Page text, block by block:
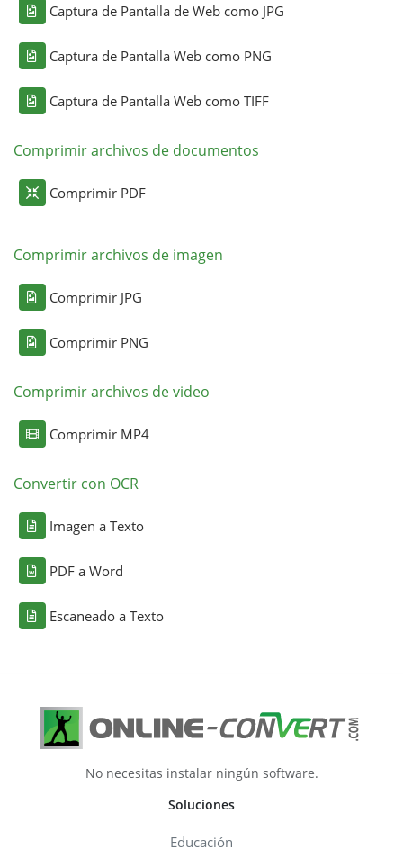
Captura de Pantalla de Web como JPG
Captura de Pantalla Web como PNG
Captura de Pantalla Web como TIFF
Comprimir archivos de documentos
Comprimir PDF
Comprimir archivos de imagen
Comprimir JPG
Comprimir PNG
Comprimir archivos de video
Comprimir MP4
Convertir con OCR
Imagen a Texto
PDF a Word
Escaneado a Texto
No necesitas instalar ningún software.
Soluciones
Educación